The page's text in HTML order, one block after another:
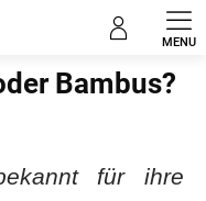
Bambus?
für ihre